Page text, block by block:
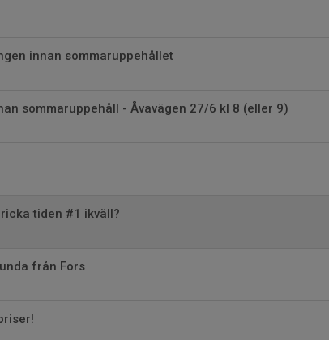
innan sommaruppehållet
sommaruppehåll - Åvavägen 27/6 kl 8 (eller 9)
tiden #1 ikväll?
från Fors